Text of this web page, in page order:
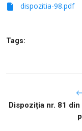
dispozitia-98.pdf
Tags:
Dispoziția nr. 81